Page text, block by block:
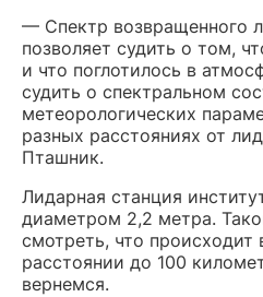
— Спектр возвращенного
позволяет судить о том,
и что поглотилось в
судить о спектральном
метеорологических
разных расстояниях от
Пташник.
Лидарная станция
диаметром 2,2 метра.
смотреть, что происходит
расстоянии до 100
вернемся.